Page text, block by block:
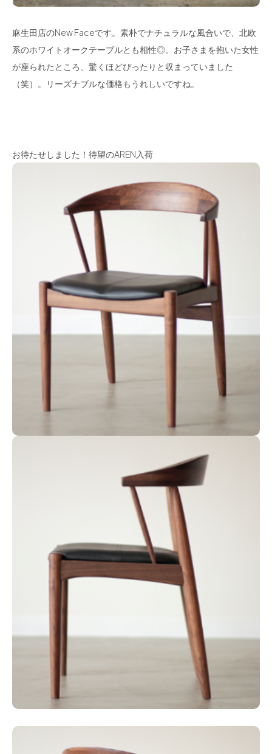
麻生田店のNew Faceです。素朴でナチュラルな風合いで、北欧
系のホワイトオークテーブルとも相性◎。お子さまを抱いた女性
が座られたところ、驚くほどぴったりと収まっていました
（笑）。リーズナブルな価格もうれしいですね。
お待たせしました！待望のAREN入荷